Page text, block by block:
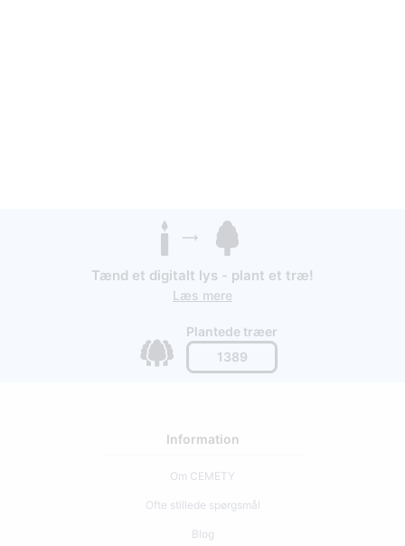
Tænd et digitalt lys - plant et træ!
Læs mere
Plantede træer
1389
Information
Om CEMETY
Ofte stillede spørgsmål
Blog